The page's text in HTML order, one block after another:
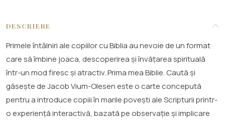
DESCRIERE
Primele întâlniri ale copiilor cu Biblia au nevoie de un format
care să îmbine joaca, descoperirea și învățarea spirituală
într-un mod firesc și atractiv. Prima mea Biblie. Caută și
găsește de Jacob Vium-Olesen este o carte concepută
pentru a introduce copiii în marile povești ale Scripturii printr-
o experiență interactivă, bazată pe observație și implicare